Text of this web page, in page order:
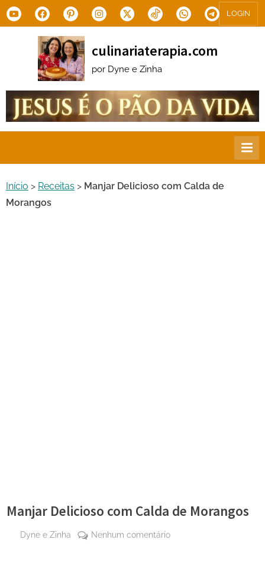
Skip
to
YoutubeFacebookPinterestInstagram
X.com Tiktok WhatsAppTelegram
LOGIN
culinariaterapia.com
por Dyne e Zinha
Início > Receitas > Manjar Delicioso com Calda de
Morangos
Manjar Delicioso com Calda de Morangos
By
Dyne e Zinha Nenhum comentárioem